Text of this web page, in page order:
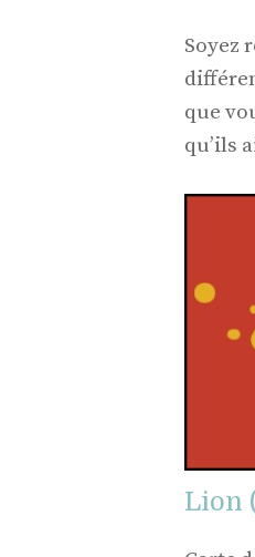
Soyez
que
qu’ils
Lion